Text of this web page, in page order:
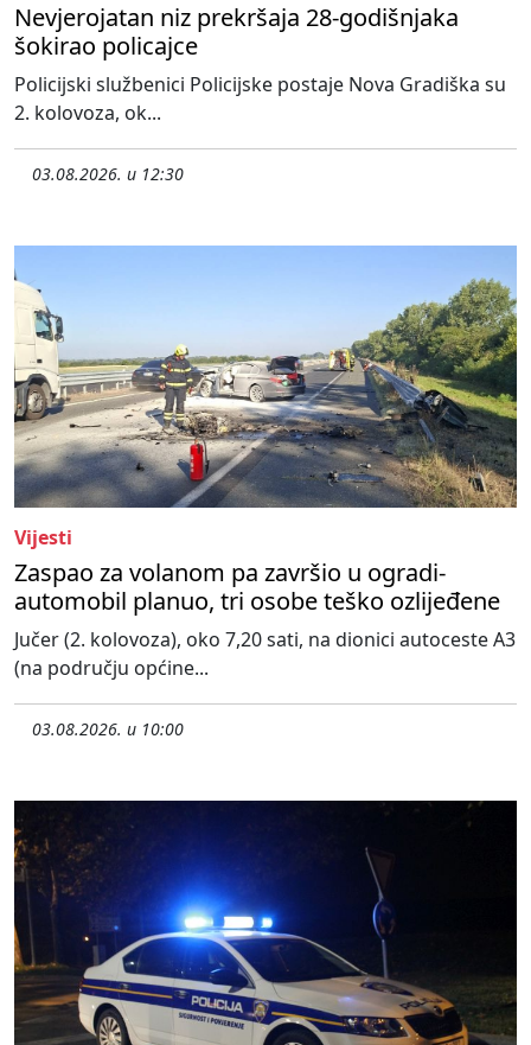
Nevjerojatan niz prekršaja 28-godišnjaka
šokirao policajce
Policijski službenici Policijske postaje Nova Gradiška su
2. kolovoza, ok...
03.08.2026. u 12:30
Vijesti
Zaspao za volanom pa završio u ogradi-
automobil planuo, tri osobe teško ozlijeđene
Jučer (2. kolovoza), oko 7,20 sati, na dionici autoceste A3
(na području općine...
03.08.2026. u 10:00